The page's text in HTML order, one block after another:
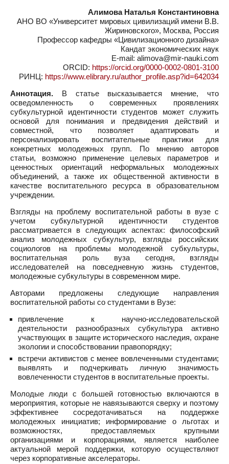
Алимова Наталья Константиновна
АНО ВО «Университет мировых цивилизаций имени В.В.
Жириновского», Москва, Россия
Профессор кафедры «Цивилизационного дизайна»
Кандат экономических наук
E-mail: alimova@mir-nauki.com
ORCID: https://orcid.org/0000-0002-0801-3100
РИНЦ: https://www.elibrary.ru/author_profile.asp?id=642034
Аннотация. В статье высказывается мнение, что
осведомленность о современных проявлениях
субкультурной идентичности студентов может служить
основой для понимания и предвидения действий и
совместной, что позволяет адаптировать и
персонализировать воспитательные практики для
конкретных молодежных групп. По мнению авторов
статьи, возможно применение целевых параметров и
ценностных ориентаций неформальных молодежных
объединений, а также их общественной активности в
качестве воспитательного ресурса в образовательном
учреждении.
Взгляды на проблему воспитательной работы в вузе с
учетом субкультурной идентичности студентов
рассматривается в следующих аспектах: философский
анализ молодежных субкультур, взгляды российских
социологов на проблемы молодежной субкультуры,
воспитательная роль вуза сегодня, взгляды
исследователей на повседневную жизнь студентов,
молодежные субкультуры в современном мире.
Авторами предложены следующие направления
воспитательной работы со студентами в Вузе:
привлечение к научно-исследовательской
деятельности разнообразных субкультура активно
участвующих в защите исторического наследия, охране
экологии и способствовании правопорядку;
встречи активистов с менее вовлеченными студентами;
выявлять и подчеркивать личную значимость
вовлеченности студентов в воспитательные проекты.
Молодые люди с большей готовностью включаются в
мероприятия, которые не навязываются сверху и поэтому
эффективнее сосредотачиваться на поддержке
молодежных инициатив; информирование о льготах и
возможностях, предоставляемых крупными
организациями и корпорациями, является наиболее
актуальной мерой поддержки, которую осуществляют
через корпоративные акселераторы.